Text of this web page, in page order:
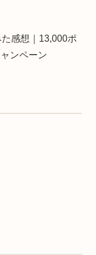
感想｜13,000ポ
ンペーン